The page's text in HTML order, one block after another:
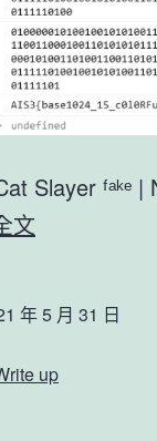
Slayer ᶠᵃᵏᵉ
文
Exam
年 5 月 31 日
up